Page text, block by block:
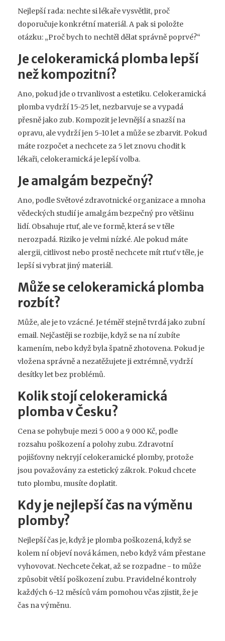
Nejlepší rada: nechte si lékaře vysvětlit, proč
doporučuje konkrétní materiál. A pak si položte
otázku: „Proč bych to nechtěl dělat správně poprvé?“
Je celokeramická plomba lepší
než kompozitní?
Ano, pokud jde o trvanlivost a estetiku. Celokeramická
plomba vydrží 15-25 let, nezbarvuje se a vypadá
přesně jako zub. Kompozit je levnější a snazší na
opravu, ale vydrží jen 5-10 let a může se zbarvit. Pokud
máte rozpočet a nechcete za 5 let znovu chodit k
lékaři, celokeramická je lepší volba.
Je amalgám bezpečný?
Ano, podle Světové zdravotnické organizace a mnoha
vědeckých studií je amalgám bezpečný pro většinu
lidí. Obsahuje rtuť, ale ve formě, která se v těle
nerozpadá. Riziko je velmi nízké. Ale pokud máte
alergii, citlivost nebo prostě nechcete mít rtuť v těle, je
lepší si vybrat jiný materiál.
Může se celokeramická plomba
rozbít?
Může, ale je to vzácné. Je téměř stejně tvrdá jako zubní
email. Nejčastěji se rozbije, když se na ní zubíte
kamením, nebo když byla špatně zhotovena. Pokud je
vložena správně a nezatěžujete ji extrémně, vydrží
desítky let bez problémů.
Kolik stojí celokeramická
plomba v Česku?
Cena se pohybuje mezi 5 000 a 9 000 Kč, podle
rozsahu poškození a polohy zubu. Zdravotní
pojišťovny nekryjí celokeramické plomby, protože
jsou považovány za estetický zákrok. Pokud chcete
tuto plombu, musíte doplatit.
Kdy je nejlepší čas na výměnu
plomby?
Nejlepší čas je, když je plomba poškozená, když se
kolem ní objeví nová kámen, nebo když vám přestane
vyhovovat. Nechcete čekat, až se rozpadne - to může
způsobit větší poškození zubu. Pravidelné kontroly
každých 6-12 měsíců vám pomohou včas zjistit, že je
čas na výměnu.